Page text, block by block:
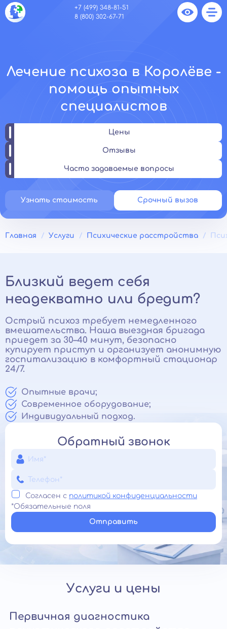
+7 (499) 348-81-51
8 (800) 302-67-71
Лечение психоза в Королёве -
помощь опытных
специалистов
Цены
Отзывы
Часто задаваемые вопросы
Узнать стоимость Срочный вызов
Главная Услуги Психические расстройства
Близкий ведет себя
неадекватно или бредит?
Острый психоз требует немедленного
вмешательства. Наша выездная бригада
приедет за 30–40 минут, безопасно
купирует приступ и организует анонимную
госпитализацию в комфортный стационар
24/7.
Опытные врачи;
Современное оборудование;
Индивидуальный подход.
Обратный звонок
Согласен с политикой конфиденциальности
*Обязательные поля
Отправить
Услуги и цены
Первичная диагностика